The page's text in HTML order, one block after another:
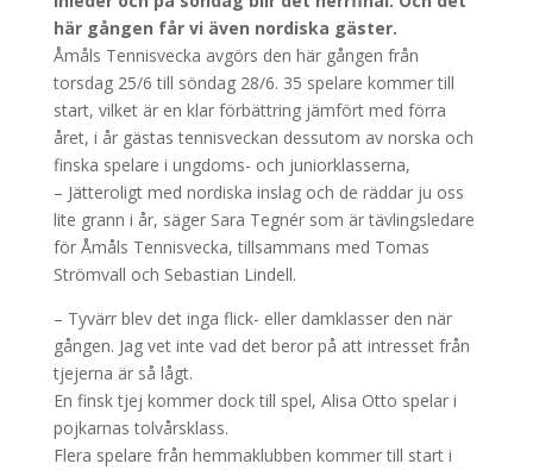
här gången får vi även nordiska gäster.
Åmåls Tennisvecka avgörs den här gången från
torsdag 25/6 till söndag 28/6. 35 spelare kommer till
start, vilket är en klar förbättring jämfört med förra
året, i år gästas tennisveckan dessutom av norska och
finska spelare i ungdoms- och juniorklasserna,
– Jätteroligt med nordiska inslag och de räddar ju oss
lite grann i år, säger Sara Tegnér som är tävlingsledare
för Åmåls Tennisvecka, tillsammans med Tomas
Strömvall och Sebastian Lindell.
– Tyvärr blev det inga flick- eller damklasser den när
gången. Jag vet inte vad det beror på att intresset från
tjejerna är så lågt.
En finsk tjej kommer dock till spel, Alisa Otto spelar i
pojkarnas tolvårsklass.
Flera spelare från hemmaklubben kommer till start i